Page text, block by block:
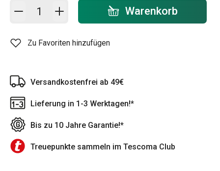
In den Warenkorb - Menge Warenkorb
Zu Favoriten hinzufügen
Versandkostenfrei ab 49€
Lieferung in 1-3 Werktagen!*
Bis zu 10 Jahre Garantie!*
Treuepunkte sammeln im Tescoma Club